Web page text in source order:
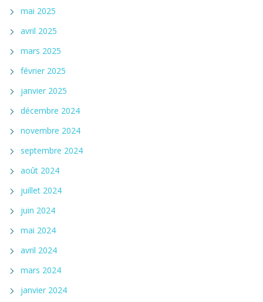
mai 2025
avril 2025
mars 2025
février 2025
janvier 2025
décembre 2024
novembre 2024
septembre 2024
août 2024
juillet 2024
juin 2024
mai 2024
avril 2024
mars 2024
janvier 2024